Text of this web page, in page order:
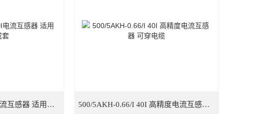
800/5AKH-0.66/I 40I电流互感器 适用于电气成套 500/5AKH-0.66/I 40I 高精度电流互感器 可穿电缆